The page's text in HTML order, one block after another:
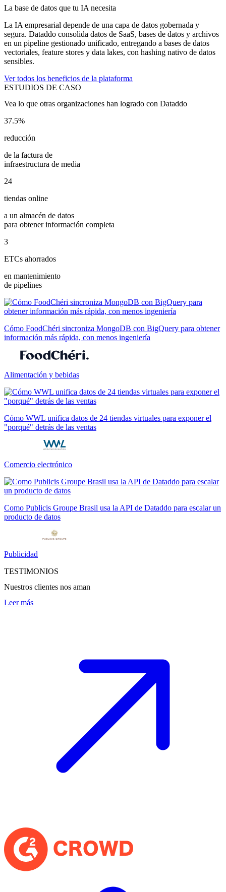
La base de datos que tu IA necesita
La IA empresarial depende de una capa de datos gobernada y
segura. Dataddo consolida datos de SaaS, bases de datos y archivos
en un pipeline gestionado unificado, entregando a bases de datos
vectoriales, feature stores y data lakes, con hashing nativo de datos
sensibles.
Ver todos los beneficios de la plataforma
ESTUDIOS DE CASO
Vea lo que otras organizaciones han logrado con Dataddo
37.5%
reducción
de la factura de
infraestructura de media
24
tiendas online
a un almacén de datos
para obtener información completa
3
ETCs ahorrados
en mantenimiento
de pipelines
Cómo FoodChéri sincroniza MongoDB con BigQuery para obtener
información más rápida, con menos ingeniería
Alimentación y bebidas
Cómo WWL unifica datos de 24 tiendas virtuales para exponer el
"porqué" detrás de las ventas
Comercio electrónico
Como Publicis Groupe Brasil usa la API de Dataddo para escalar un
producto de datos
Publicidad
TESTIMONIOS
Nuestros clientes nos aman
Leer más